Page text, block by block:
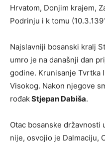
Hrvatom, Donjim krajem,
Podrinju i k tomu
Najslavniji bosanski kralj
umro je na današnji dan
godine. Krunisanje Tvrtka
Visokog. Nakon njegove
rođakStjepan Dabiša.
Otac bosanske državnosti
nije, osvojio je Dalmaciju,